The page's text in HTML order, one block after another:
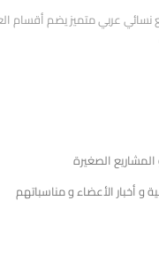
عربي متميز يضم أقسام
الصغيرة
و أخبار الأعضاء و مناسباتهم